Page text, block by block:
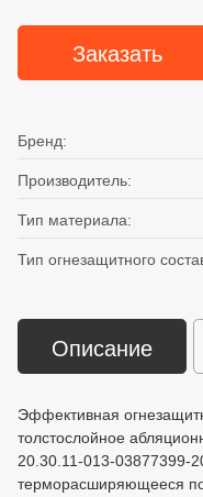
Заказать
Бренд:
Производитель:
Тип материала:
Тип огнезащитного
Описание
Эффективная
толстослойное
20.30.11-013-03877399-
терморасширяющееся